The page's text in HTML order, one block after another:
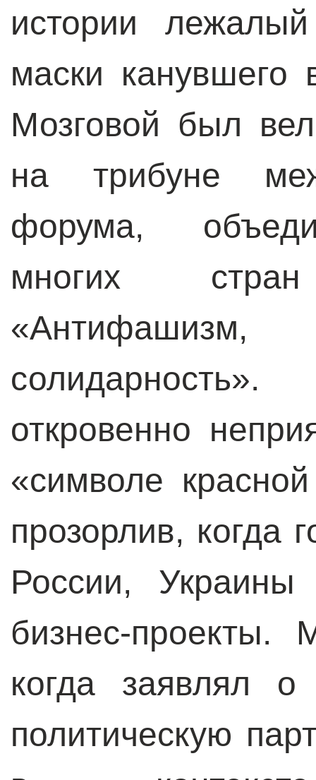
истории
маски канувшего
Мозговой был
на трибуне
форума,
многих
«Антифашизм,
откровенно
«символе
прозорлив, когда
России,
бизнес-проекты.
когда заявлял о
политическую